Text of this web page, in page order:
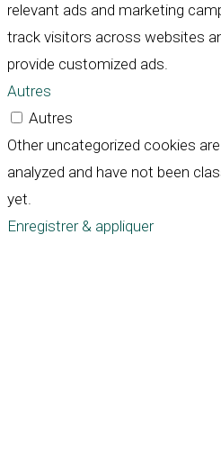
relevant ads and marketing
track visitors across websites
provide customized ads.
Autres
Autres
Other uncategorized cookies
analyzed and have not been
yet.
Enregistrer & appliquer